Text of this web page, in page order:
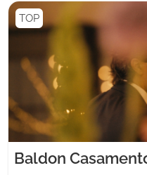
TOP
Baldon